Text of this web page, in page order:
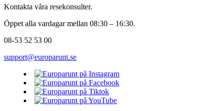
Kontakta våra resekonsulter.
Öppet alla vardagar mellan 08:30 – 16:30.
08-53 52 53 00
support@europarunt.se